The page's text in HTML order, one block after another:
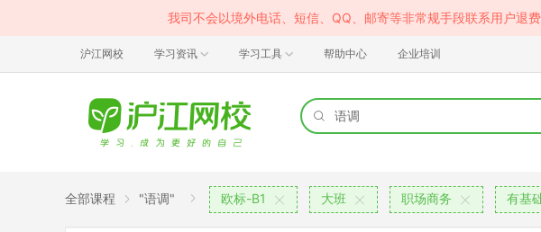
我司不会以境外电话、短信、QQ、邮寄等非常规手段联系用户退
沪江网校 学习资讯 学习工具 帮助中心 企业培训
全部课程 "语调" 欧标-B1 大班 职场商务 有基